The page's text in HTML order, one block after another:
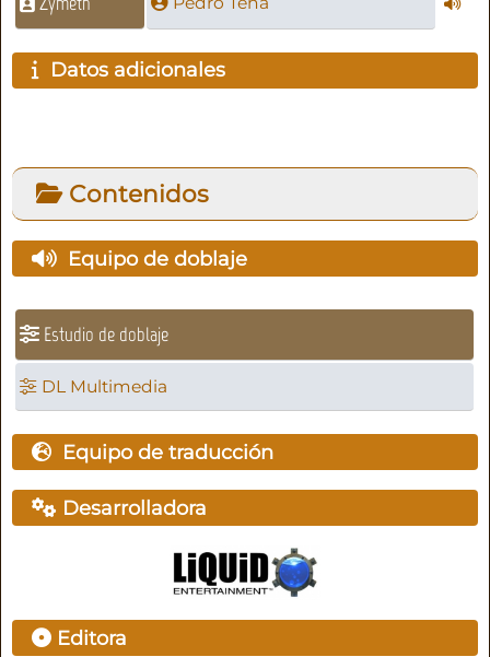
Datos adicionales
Contenidos
Equipo de doblaje
Estudio de doblaje
DL Multimedia
Equipo de traducción
Desarrolladora
Editora